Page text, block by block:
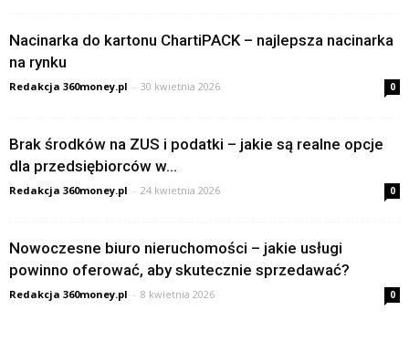
Nacinarka do kartonu ChartiPACK – najlepsza nacinarka
na rynku
Redakcja 360money.pl - 30 kwietnia 2026 0
Brak środków na ZUS i podatki – jakie są realne opcje
dla przedsiębiorców w...
Redakcja 360money.pl - 24 kwietnia 2026 0
Nowoczesne biuro nieruchomości – jakie usługi
powinno oferować, aby skutecznie sprzedawać?
Redakcja 360money.pl - 8 kwietnia 2026 0